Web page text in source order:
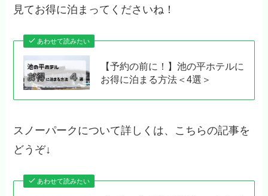
見てお得に泊まってくださいね！
あわせて読みたい
【予約の前に！】池の平ホテルに
お得に泊まる方法＜4選＞
スノーパークについて詳しくは、こちらの記事を
どうぞ↓
あわせて読みたい